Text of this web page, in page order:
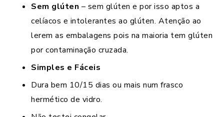
Sem glúten – sem glúten e por isso aptos a
celíacos e intolerantes ao glúten. Atenção ao
lerem as embalagens pois na maioria tem glúten
por contaminação cruzada.
Simples e Fáceis
Dura bem 10/15 dias ou mais num frasco
hermético de vidro.